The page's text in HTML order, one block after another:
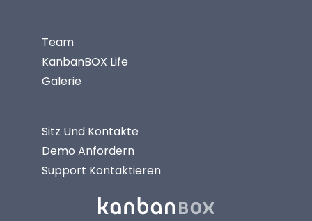
Team
KanbanBOX Life
Galerie
Sitz Und Kontakte
Demo Anfordern
Support Kontaktieren